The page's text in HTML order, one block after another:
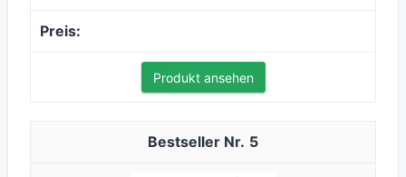
Produkt ansehen
5